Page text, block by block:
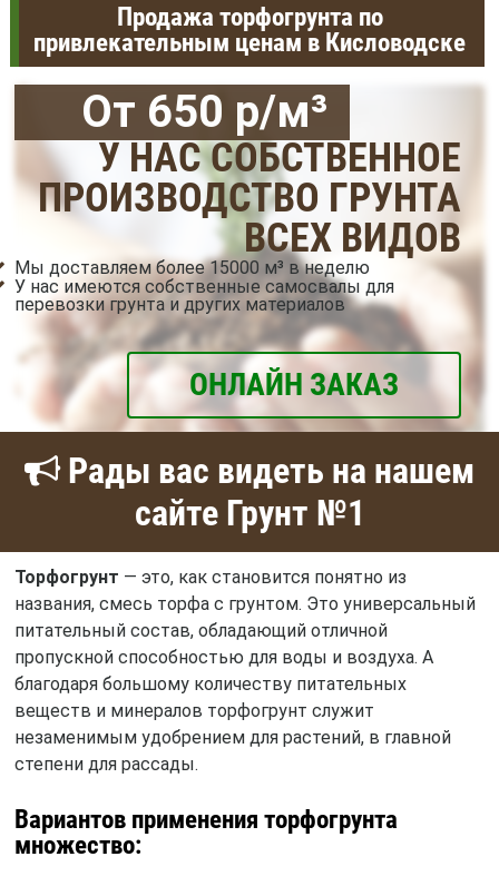
Продажа торфогрунта по
привлекательным ценам в Кисловодске
От 650 р/м³
У НАС СОБСТВЕННОЕ
ПРОИЗВОДСТВО ГРУНТА
ВСЕХ ВИДОВ
Мы доставляем более 15000 м³ в неделю
У нас имеются собственные самосвалы для
перевозки грунта и других материалов
ОНЛАЙН ЗАКАЗ
Рады вас видеть на нашем
сайте Грунт №1
Торфогрунт — это, как становится понятно из
названия, смесь торфа с грунтом. Это универсальный
питательный состав, обладающий отличной
пропускной способностью для воды и воздуха. А
благодаря большому количеству питательных
веществ и минералов торфогрунт служит
незаменимым удобрением для растений, в главной
степени для рассады.
Вариантов применения торфогрунта
множество: